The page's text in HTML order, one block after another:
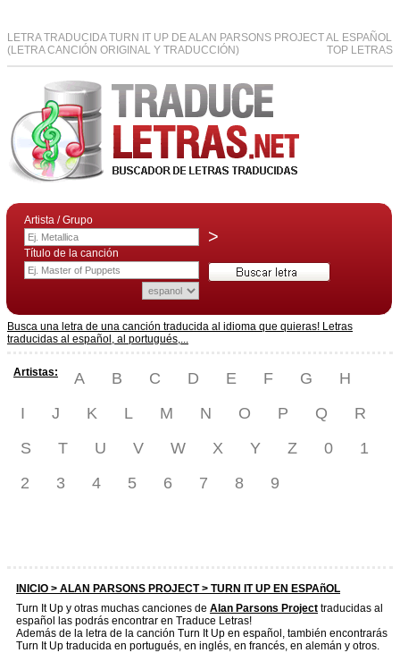
LETRA TRADUCIDA TURN IT UP DE ALAN PARSONS PROJECT AL ESPAÑOL
(LETRA CANCIÓN ORIGINAL Y TRADUCCIÓN)
TOP LETRAS
Artista / Grupo
>
Título de la canción
Busca una letra de una canción traducida al idioma que quieras! Letras
traducidas al español, al portugués,...
Artistas: A B C D E F G
H
I
J K L M N O P Q
R
S
T U V W X Y Z 0
1
2
3 4 5 6 7 8 9
INICIO > ALAN PARSONS PROJECT> TURN IT UP EN ESPAñOL
Turn It Up y otras muchas canciones de Alan Parsons Project traducidas al
español las podrás encontrar en Traduce Letras!
Además de la letra de la canción Turn It Up en español, también encontrarás
Turn It Up traducida en portugués, en inglés, en francés, en alemán y otros.